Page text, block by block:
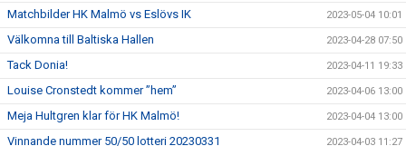
Matchbilder HK Malmö vs Eslövs IK 2023-05-04 10:01
Välkomna till Baltiska Hallen 2023-04-28 07:50
Tack Donia! 2023-04-11 19:33
Louise Cronstedt kommer ”hem” 2023-04-06 13:00
Meja Hultgren klar för HK Malmö! 2023-04-04 13:00
Vinnande nummer 50/50 lotteri 20230331 2023-04-03 11:27